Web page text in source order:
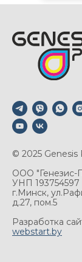
© 2025 Genesis
ООО "Генезис-
УНП 193754597
г.Минск,
д.27, пом.5
Разработка
webstart.by